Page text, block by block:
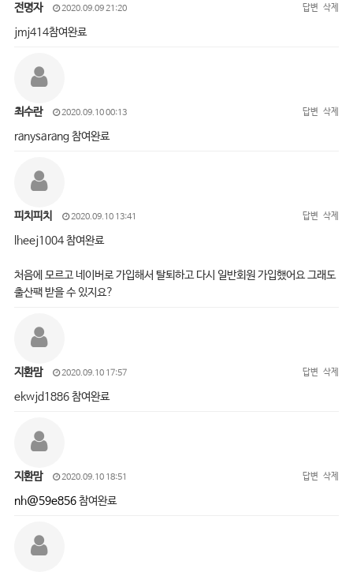
전명자 2020.09.09 21:20 답변 삭제
jmj414참여완료
최수란 2020.09.10 00:13 답변 삭제
ranysarang 참여완료
피치피치 2020.09.10 13:41 답변 삭제
lheej1004 참여완료
처음에 모르고 네이버로 가입해서 탈퇴하고 다시 일반회원 가입했어요 그래도
출산팩 받을 수 있지요?
지환맘 2020.09.10 17:57 답변 삭제
ekwjd1886 참여완료
지환맘 2020.09.10 18:51 답변 삭제
nh@59e856참여완료